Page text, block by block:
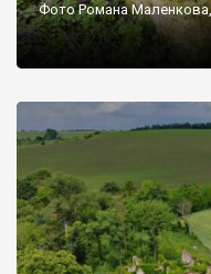
Фото Романа